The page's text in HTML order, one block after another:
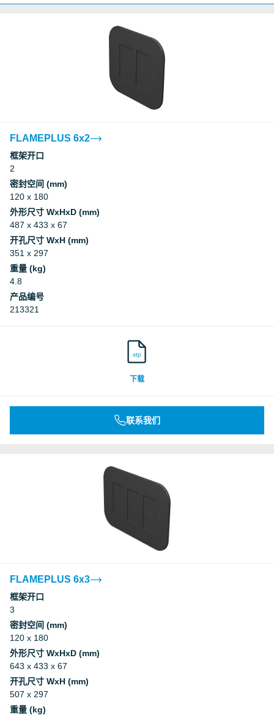
FLAMEPLUS 6x2
框架开口
2
密封空间 (mm)
120 x 180
外形尺寸 WxHxD (mm)
487 x 433 x 67
开孔尺寸 WxH (mm)
351 x 297
重量 (kg)
4.8
产品编号
213321
stp
下载
联系我们
FLAMEPLUS 6x3
框架开口
3
密封空间 (mm)
120 x 180
外形尺寸 WxHxD (mm)
643 x 433 x 67
开孔尺寸 WxH (mm)
507 x 297
重量 (kg)